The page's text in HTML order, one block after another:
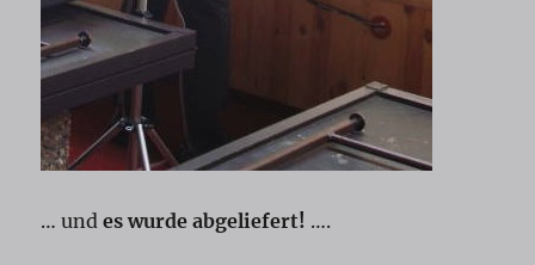
… undes wurde abgeliefert! ….